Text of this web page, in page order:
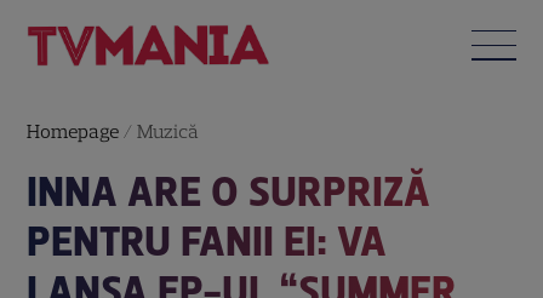
Homepage /Muzică
INNA ARE O SURPRIZĂ
PENTRU FANII EI: VA